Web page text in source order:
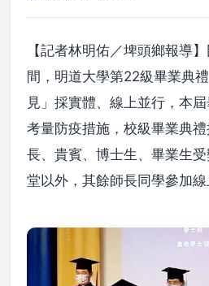
【記者林明佑／埤頭鄉報導
間，明道大學第22級畢業典
見」採實體、線上並行，本
考量防疫措施，校級畢業典
長、貴賓、博士生、畢業生
堂以外，其餘師長同學參加線